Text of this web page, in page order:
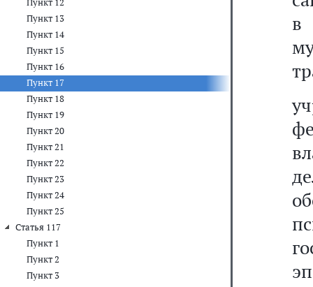
Пункт 12
Пункт 13
Пункт 14
Пункт 15
Пункт 16
Пункт 17
Пункт 18
Пункт 19
Пункт 20
Пункт 21
Пункт 22
Пункт 23
Пункт 24
Пункт 25
Статья 117
Пункт 1
Пункт 2
Пункт 3
в